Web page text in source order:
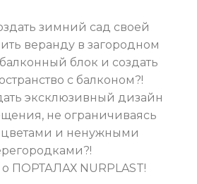
зимний сад своей
веранду в загородном
блок и создать
с балконом?!
эксклюзивный дизайн
не ограничиваясь
и ненужными
ПОРТАЛАХ NURPLAST!